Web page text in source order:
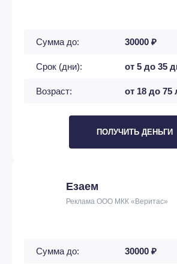
Сумма до: 30000 ₽
Срок (дни): от 5 до 35
Возраст: от 18 до 75
ПОЛУЧИТЬ ДЕНЬГИ
Езаем
Реклама ООО МКК «Веритас»
Сумма до: 30000 ₽